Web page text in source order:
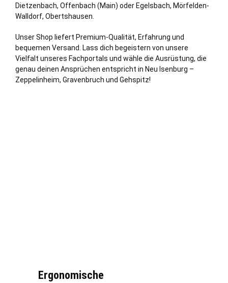
Dietzenbach, Offenbach (Main) oder Egelsbach, Mörfelden-
Walldorf, Obertshausen
Unser Shop liefert Premium-Qualität, Erfahrung und
bequemen Versand. Lass dich begeistern von unsere
Vielfalt unseres Fachportals und wähle die Ausrüstung, die
genau deinen Ansprüchen entspricht in Neu Isenburg –
Zeppelinheim, Gravenbruch und Gehspitz!
Ergonomische